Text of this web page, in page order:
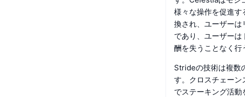
様々な操作を促進
換され、ユーザーは
であり、ユーザー
酬を失うことなく行
Strideの技術は複数
す。クロスチェー
でステーキング活